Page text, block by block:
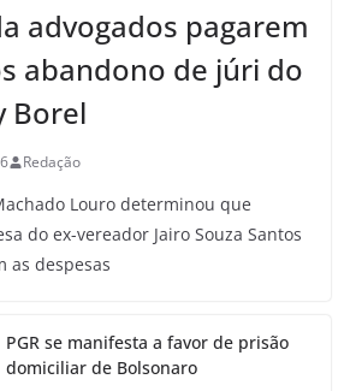
advogados pagarem
abandono de júri do
Borel
Redação
Louro determinou que
do ex-vereador Jairo Souza Santos
as despesas
PGR se manifesta a favor de prisão
domiciliar de Bolsonaro